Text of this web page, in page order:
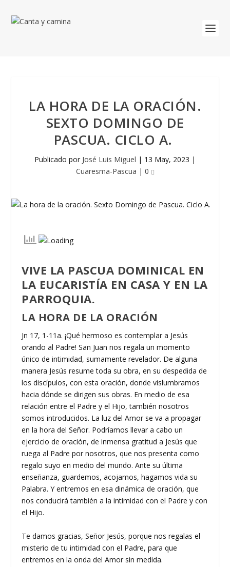
LA HORA DE LA ORACIÓN.
SEXTO DOMINGO DE
PASCUA. CICLO A.
Publicado por José Luis Miguel | 13 May, 2023 |
Cuaresma-Pascua | 0
VIVE LA PASCUA DOMINICAL EN
LA EUCARISTÍA EN CASA Y EN LA
PARROQUIA.
LA HORA DE LA ORACIÓN
Jn 17, 1-11a. ¡Qué hermoso es contemplar a Jesús
orando al Padre! San Juan nos regala un momento
único de intimidad, sumamente revelador. De alguna
manera Jesús resume toda su obra, en su despedida de
los discípulos, con esta oración, donde vislumbramos
hacia dónde se dirigen sus obras. En medio de esa
relación entre el Padre y el Hijo, también nosotros
somos introducidos. La luz del Amor se va a propagar
en la hora del Señor. Podríamos llevar a cabo un
ejercicio de oración, de inmensa gratitud a Jesús que
ruega al Padre por nosotros, que nos presenta como
regalo suyo en medio del mundo. Ante su última
enseñanza, guardemos, acojamos, hagamos vida su
Palabra. Y entremos en esa dinámica de oración, que
nos conducirá también a la intimidad con el Padre y con
el Hijo.
Te damos gracias, Señor Jesús, porque nos regalas el
misterio de tu intimidad con el Padre, para que
entremos en la onda del Amor sin medida.